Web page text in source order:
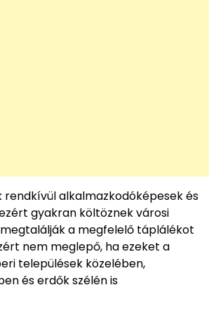
rendkívül alkalmazkodóképesek és
gyakran költöznek városi
a megfelelő táplálékot
nem meglepő, ha ezeket a
települések közelében,
és erdők szélén is